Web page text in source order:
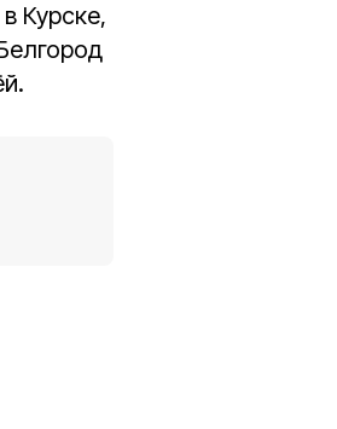
Курске,